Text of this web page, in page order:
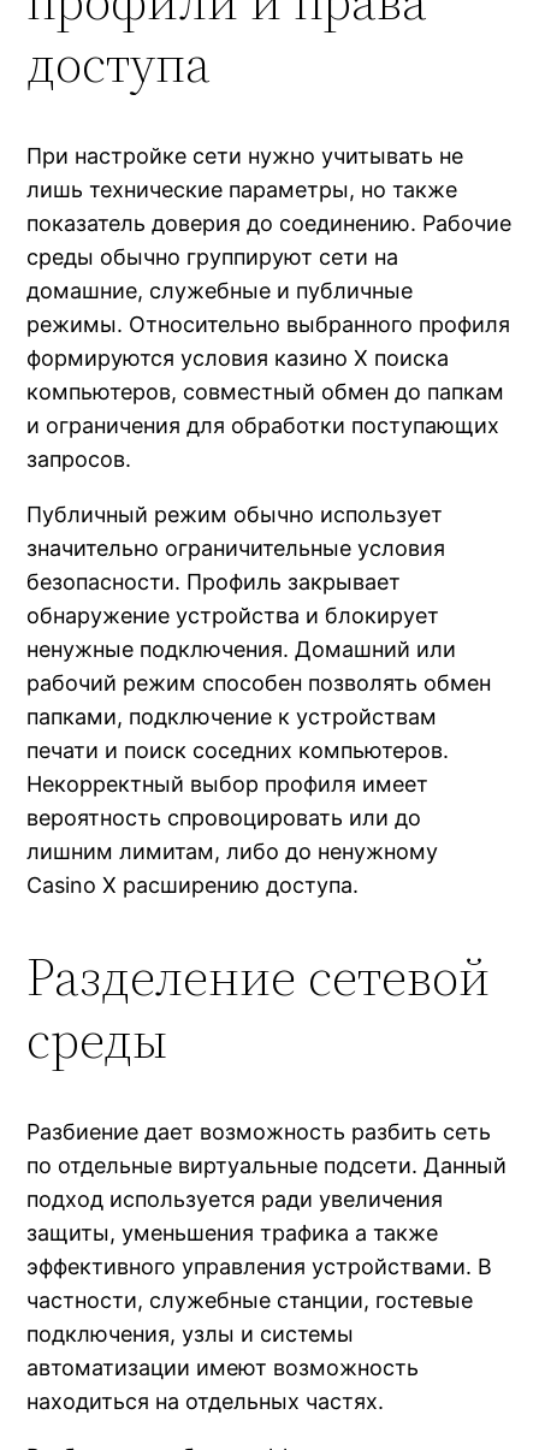
доступа
При настройке сети нужно учитывать не
лишь технические параметры, но также
показатель доверия до соединению. Рабочие
среды обычно группируют сети на
домашние, служебные и публичные
режимы. Относительно выбранного профиля
формируются условия казино Х поиска
компьютеров, совместный обмен до папкам
и ограничения для обработки поступающих
запросов.
Публичный режим обычно использует
значительно ограничительные условия
безопасности. Профиль закрывает
обнаружение устройства и блокирует
ненужные подключения. Домашний или
рабочий режим способен позволять обмен
папками, подключение к устройствам
печати и поиск соседних компьютеров.
Некорректный выбор профиля имеет
вероятность спровоцировать или до
лишним лимитам, либо до ненужному
Casino X расширению доступа.
Разделение сетевой
среды
Разбиение дает возможность разбить сеть
по отдельные виртуальные подсети. Данный
подход используется ради увеличения
защиты, уменьшения трафика а также
эффективного управления устройствами. В
частности, служебные станции, гостевые
подключения, узлы и системы
автоматизации имеют возможность
находиться на отдельных частях.